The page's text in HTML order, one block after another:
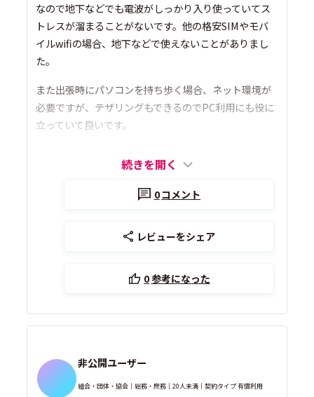
なので地下などでも電波がしっかり入り使っていてス
トレスが溜まることがないです。他の格安SIMやモバ
イルwifiの場合、地下などで使えないことがありまし
た。
また出張時にパソコンを持ち歩く場合、ネット環境が
必要ですが、テザリングもできるのでPC利用にも役に
立っていて良いです。
続きを開く
0コメント
レビューをシェア
0参考になった
非公開ユーザー
組合・団体・協会｜総務・庶務｜20人未満｜契約タイプ 有償利用